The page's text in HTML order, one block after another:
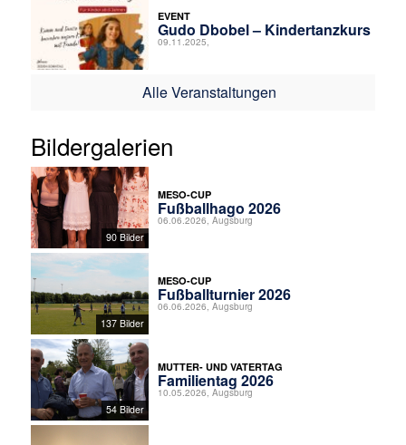
EVENT
Gudo Dbobel – Kindertanzkurs
09.11.2025,
Alle Veranstaltungen
Bildergalerien
90 Bilder
MESO-CUP
Fußballhago 2026
06.06.2026, Augsburg
137 Bilder
MESO-CUP
Fußballturnier 2026
06.06.2026, Augsburg
54 Bilder
MUTTER- UND VATERTAG
Familientag 2026
10.05.2026, Augsburg